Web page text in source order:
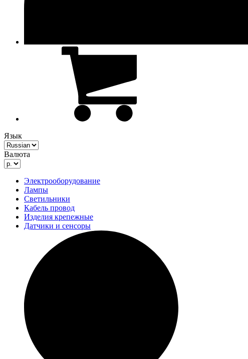
Язык
Валюта
Электрооборудование
Лампы
Светильники
Кабель провод
Изделия крепежные
Датчики и сенсоры